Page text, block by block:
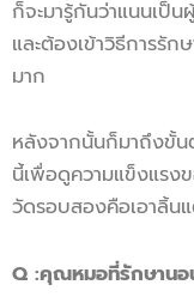
ก็จะมารู้กันว่าแนนเป็
และต้องเข้าวิธีการรั
มาก
หลังจากนั้นก็มาถึงขั้
นี้เพื่อดูความแข็งแรง
วัดรอบสองคือเอาลิ้น
Q :คุณหมอที่รักษาน